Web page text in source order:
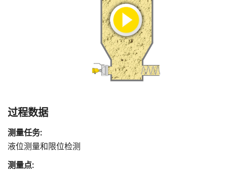
过程数据
测量任务:
液位测量和限位检测
测量点: